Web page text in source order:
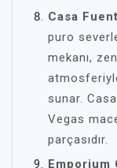
Casa
puro
mekanı,
sunar.
Vegas
parçasıdır.
Emporium